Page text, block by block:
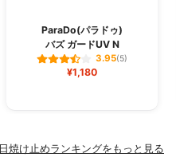
ParaDo(パラドゥ)
バズ ガードUV N
3.95(5)
¥1,180
日焼け止めランキングをもっと見る